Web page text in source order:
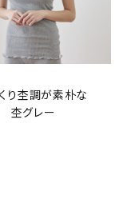
り杢調が素朴な
杢グレー